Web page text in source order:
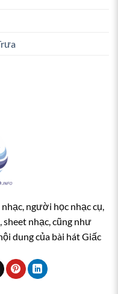
người học nhạc cụ,
nhạc, cũng như
dung của bài hát Giấc